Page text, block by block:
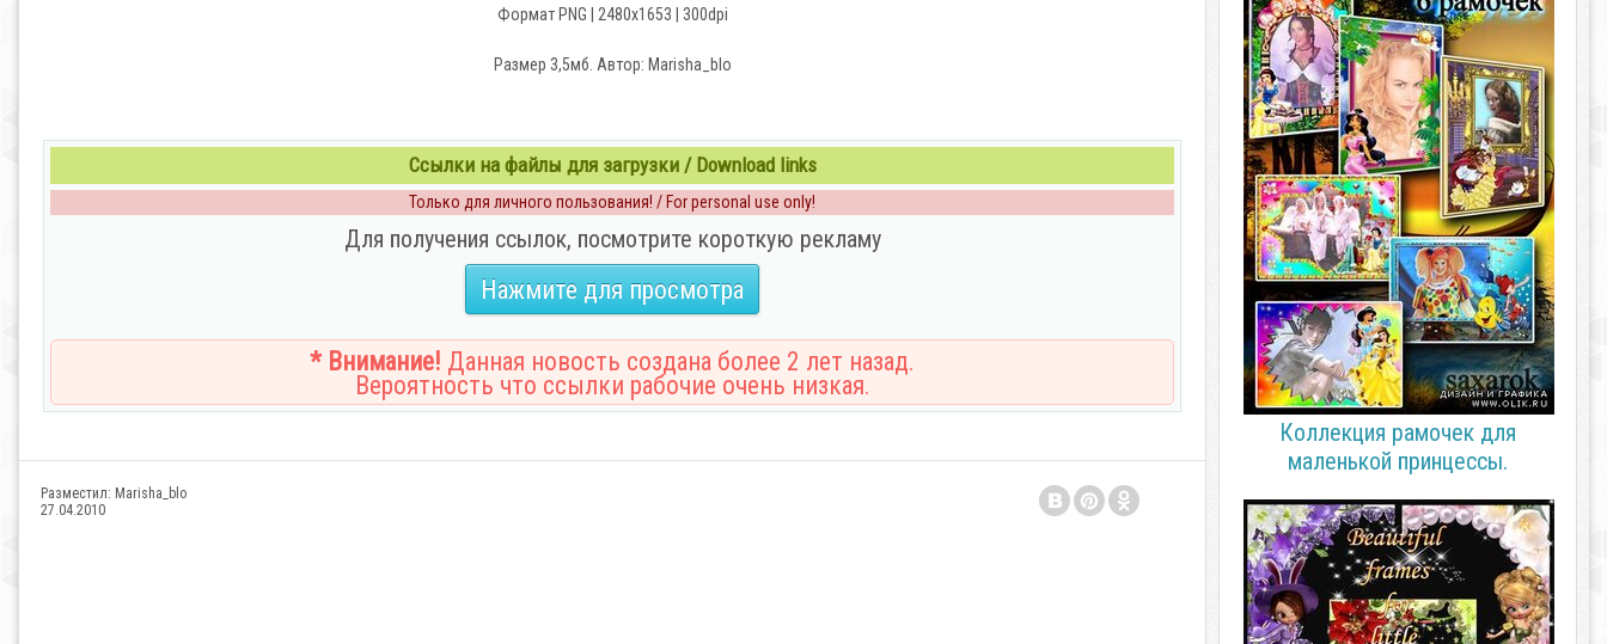
Формат PNG | 2480x1653 | 300dpi
Размер 3,5мб. Автор: Marisha_blo
Ссылки на файлы для загрузки / Download links
Только для личного пользования! / For personal use only!
Для получения ссылок, посмотрите короткую рекламу
Нажмите для просмотра
* Внимание! Данная новость создана более 2 лет назад.
Вероятность что ссылки рабочие очень низкая.
Разместил: Marisha_blo
27.04.2010
Коллекция рамочек для
маленькой принцессы.